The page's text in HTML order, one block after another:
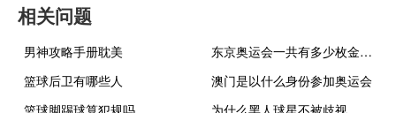
相关问题
男神攻略手册耽美
东京奥运会一共有多少枚金牌项目
篮球后卫有哪些人
澳门是以什么身份参加奥运会
篮球脚踢球算犯规吗
为什么黑人球星不被歧视